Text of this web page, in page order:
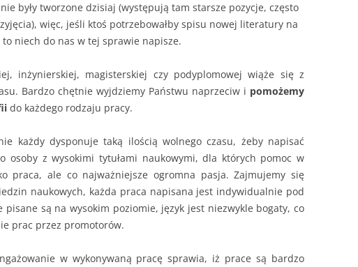
były tworzone dzisiaj (występują tam starsze pozycje, często
więc, jeśli ktoś potrzebowałby spisu nowej literatury na
niech do nas w tej sprawie napisze.
inżynierskiej, magisterskiej czy podyplomowej wiąże się z
Bardzo chętnie wyjdziemy Państwu naprzeciw i pomożemy
do każdego rodzaju pracy.
każdy dysponuje taką ilością wolnego czasu, żeby napisać
osoby z wysokimi tytułami naukowymi, dla których pomoc w
praca, ale co najważniejsze ogromna pasja. Zajmujemy się
naukowych, każda praca napisana jest indywidualnie pod
pisane są na wysokim poziomie, język jest niezwykle bogaty, co
prac przez promotorów.
w wykonywaną pracę sprawia, iż prace są bardzo